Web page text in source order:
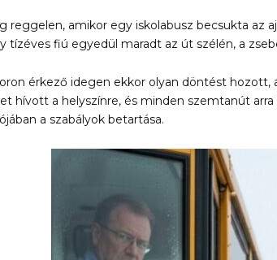
reggelen, amikor egy iskolabusz becsukta az
tízéves fiú egyedül maradt az út szélén, a
érkező idegen ekkor olyan döntést
hívott a helyszínre, és minden szemtanút
a szabályok betartása.